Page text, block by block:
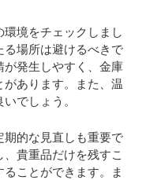
境をチェックしまし
る場所は避けるべきで
発生しやすく、金庫
あります。また、温
でしょう。
期的な見直しも重要で
貴重品だけを残すこ
ことができます。ま